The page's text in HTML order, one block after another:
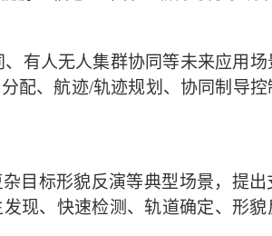
有人无人集群协同等未来应用场
配、航迹/轨迹规划、协同制导
目标形貌反演等典型场景，提出
现、快速检测、轨道确定、形貌